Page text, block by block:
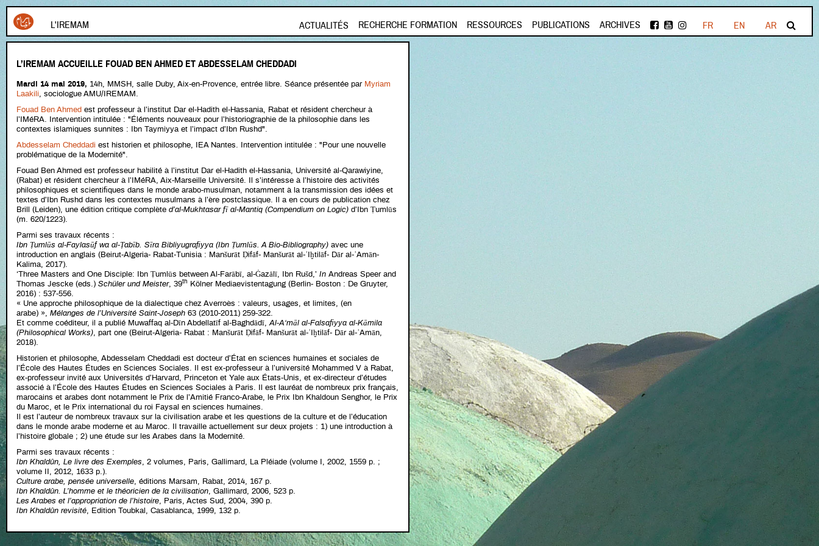
Aller au contenu principal
L'IREMAM ACTUALITÉS RECHERCHE FORMATION RESSOURCES PUBLICATIONS ARCHIVES FR EN AR
L’IREMAM ACCUEILLE FOUAD BEN AHMED ET ABDESSELAM CHEDDADI
Mardi 14 mai 2019, 14h, MMSH, salle Duby, Aix-en-Provence, entrée libre. Séance présentée par Myriam
Laakili, sociologue AMU/IREMAM.
Fouad Ben Ahmed est professeur à l’institut Dar el-Hadith el-Hassania, Rabat et résident chercheur à
l’IMéRA. Intervention intitulée : "Éléments nouveaux pour l’historiographie de la philosophie dans les
contextes islamiques sunnites : Ibn Taymiyya et l’impact d’Ibn Rushd".
Abdesselam Cheddadi est historien et philosophe, IEA Nantes. Intervention intitulée : "Pour une nouvelle
problématique de la Modernité".
Fouad Ben Ahmed est professeur habilité à l’institut Dar el-Hadith el-Hassania, Université al-Qarawiyine,
(Rabat) et résident chercheur à l’IMéRA, Aix-Marseille Université. Il s’intéresse à l’histoire des activités
philosophiques et scientifiques dans le monde arabo-musulman, notamment à la transmission des idées et
textes d’Ibn Rushd dans les contextes musulmans à l’ère postclassique. Il a en cours de publication chez
Brill (Leiden), une édition critique complète d’al-Mukhtasar fī al-Mantiq (Compendium on Logic) d’Ibn Ṭumlūs
(m. 620/1223).
Parmi ses travaux récents :
Ibn Ṭumlūs al-Faylasūf wa al-Ṭabīb. Sīra Bibliyugrafiyya (Ibn Ṭumlūs. A Bio-Bibliography) avec une
introduction en anglais (Beirut-Algeria- Rabat-Tunisia : Manšurāt Ḍifāf- Manšurāt al-ʾIḫtilāf- Dār al-ʾAmān-
Kalima, 2017).
‘Three Masters and One Disciple: Ibn Ṭumlūs between Al-Farābī, al-Ġazālī, Ibn Rušd,’ In Andreas Speer and
Thomas Jescke (eds.) Schüler und Meister, 39th
Kölner Mediaevistentagung (Berlin- Boston : De Gruyter,
2016) : 537-556.
« Une approche philosophique de la dialectique chez Averroès : valeurs, usages, et limites, (en
arabe) », Mélanges de l’Université Saint-Joseph 63 (2010-2011) 259-322.
Et comme coéditeur, il a publié Muwaffaq al-Dīn Abdellatīf al-Baghdādī,Al-A‘māl al-Falsafiyya al-Kāmila
(Philosophical Works), part one (Beirut-Algeria- Rabat : Manšurāt Ḍifāf- Manšurāt al-ʾIḫtilāf- Dār al-ʾAmān,
2018).
Historien et philosophe, Abdesselam Cheddadi est docteur d’État en sciences humaines et sociales de
l’École des Hautes Études en Sciences Sociales. Il est ex-professeur à l’université Mohammed V à Rabat,
ex-professeur invité aux Universités d’Harvard, Princeton et Yale aux États-Unis, et ex-directeur d’études
associé à l’École des Hautes Études en Sciences Sociales à Paris. Il est lauréat de nombreux prix français,
marocains et arabes dont notamment le Prix de l’Amitié Franco-Arabe, le Prix Ibn Khaldoun Senghor, le Prix
du Maroc, et le Prix international du roi Faysal en sciences humaines.
Il est l’auteur de nombreux travaux sur la civilisation arabe et les questions de la culture et de l’éducation
dans le monde arabe moderne et au Maroc. Il travaille actuellement sur deux projets : 1) une introduction à
l’histoire globale ; 2) une étude sur les Arabes dans la Modernité.
Parmi ses travaux récents :
Ibn Khaldûn, Le livre des Exemples, 2 volumes, Paris, Gallimard, La Pléiade (volume I, 2002, 1559 p. ;
volume II, 2012, 1633 p.).
Culture arabe, pensée universelle, éditions Marsam, Rabat, 2014, 167 p.
Ibn Khaldûn. L’homme et le théoricien de la civilisation, Gallimard, 2006, 523 p.
Les Arabes et l’appropriation de l’histoire, Paris, Actes Sud, 2004, 390 p.
Ibn Khaldûn revisité, Edition Toubkal, Casablanca, 1999, 132 p.